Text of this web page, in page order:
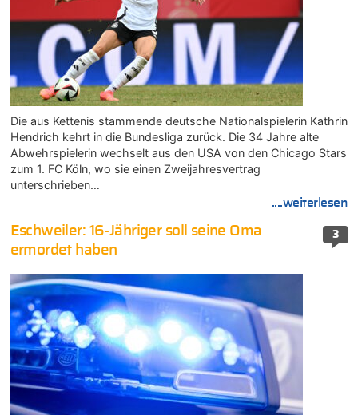
Die aus Kettenis stammende deutsche Nationalspielerin Kathrin
Hendrich kehrt in die Bundesliga zurück. Die 34 Jahre alte
Abwehrspielerin wechselt aus den USA von den Chicago Stars
zum 1. FC Köln, wo sie einen Zweijahresvertrag
unterschrieben…
....weiterlesen
3
Eschweiler: 16-Jähriger soll seine Oma
ermordet haben